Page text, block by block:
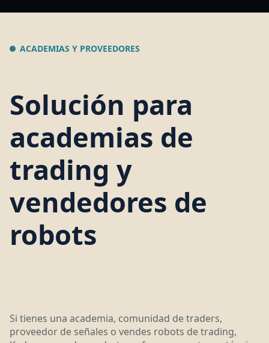
ACADEMIAS Y PROVEEDORES
Solución para
academias de
trading y
vendedores de
robots
Si tienes una academia, comunidad de traders,
proveedor de señales o vendes robots de trading,